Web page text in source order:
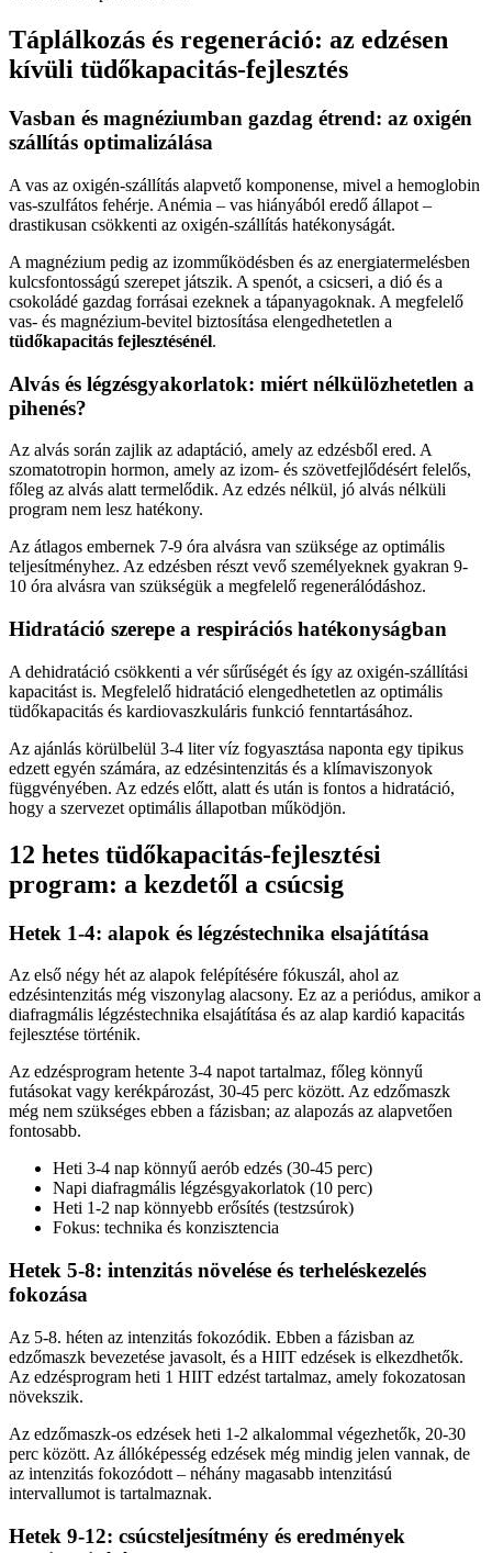
Táplálkozás és regeneráció: az edzésen
kívüli tüdőkapacitás-fejlesztés
Vasban és magnéziumban gazdag étrend: az oxigén
szállítás optimalizálása
A vas az oxigén-szállítás alapvető komponense, mivel a hemoglobin
vas-szulfátos fehérje. Anémia – vas hiányából eredő állapot –
drastikusan csökkenti az oxigén-szállítás hatékonyságát.
A magnézium pedig az izomműködésben és az energiatermelésben
kulcsfontosságú szerepet játszik. A spenót, a csicseri, a dió és a
csokoládé gazdag forrásai ezeknek a tápanyagoknak. A megfelelő
vas- és magnézium-bevitel biztosítása elengedhetetlen a
tüdőkapacitás fejlesztésénél.
Alvás és légzésgyakorlatok: miért nélkülözhetetlen a
pihenés?
Az alvás során zajlik az adaptáció, amely az edzésből ered. A
szomatotropin hormon, amely az izom- és szövetfejlődésért felelős,
főleg az alvás alatt termelődik. Az edzés nélkül, jó alvás nélküli
program nem lesz hatékony.
Az átlagos embernek 7-9 óra alvásra van szüksége az optimális
teljesítményhez. Az edzésben részt vevő személyeknek gyakran 9-
10 óra alvásra van szükségük a megfelelő regenerálódáshoz.
Hidratáció szerepe a respirációs hatékonyságban
A dehidratáció csökkenti a vér sűrűségét és így az oxigén-szállítási
kapacitást is. Megfelelő hidratáció elengedhetetlen az optimális
tüdőkapacitás és kardiovaszkuláris funkció fenntartásához.
Az ajánlás körülbelül 3-4 liter víz fogyasztása naponta egy tipikus
edzett egyén számára, az edzésintenzitás és a klímaviszonyok
függvényében. Az edzés előtt, alatt és után is fontos a hidratáció,
hogy a szervezet optimális állapotban működjön.
12 hetes tüdőkapacitás-fejlesztési
program: a kezdetől a csúcsig
Hetek 1-4: alapok és légzéstechnika elsajátítása
Az első négy hét az alapok felépítésére fókuszál, ahol az
edzésintenzitás még viszonylag alacsony. Ez az a periódus, amikor a
diafragmális légzéstechnika elsajátítása és az alap kardió kapacitás
fejlesztése történik.
Az edzésprogram hetente 3-4 napot tartalmaz, főleg könnyű
futásokat vagy kerékpározást, 30-45 perc között. Az edzőmaszk
még nem szükséges ebben a fázisban; az alapozás az alapvetően
fontosabb.
Heti 3-4 nap könnyű aerób edzés (30-45 perc)
Napi diafragmális légzésgyakorlatok (10 perc)
Heti 1-2 nap könnyebb erősítés (testzsúrok)
Fokus: technika és konzisztencia
Hetek 5-8: intenzitás növelése és terheléskezelés
fokozása
Az 5-8. héten az intenzitás fokozódik. Ebben a fázisban az
edzőmaszk bevezetése javasolt, és a HIIT edzések is elkezdhetők.
Az edzésprogram heti 1 HIIT edzést tartalmaz, amely fokozatosan
növekszik.
Az edzőmaszk-os edzések heti 1-2 alkalommal végezhetők, 20-30
perc között. Az állóképesség edzések még mindig jelen vannak, de
az intenzitás fokozódott – néhány magasabb intenzitású
intervallumot is tartalmaznak.
Hetek 9-12: csúcsteljesítmény és eredmények